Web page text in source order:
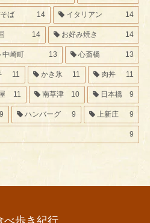
ば 14 イタリアン 14
14 お好み焼き 14
中崎町 13 心斎橋 13
11 かき氷 11 肉丼 11
11 南草津 10 日本橋 9
9 ハンバーグ 9 上新庄 9
9
べ歩き紀行